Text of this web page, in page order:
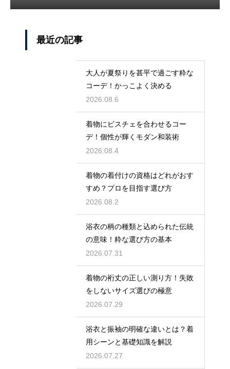
最近の記事
大人が夏祭りを甚平で過ごす粋な
コーデ！かっこよく決める
2026.08.6
着物にビスチェを合わせるコー
デ！個性が輝くモダン和装術
2026.08.4
着物の着付けの資格はどれがおす
すめ？プロを目指す選び方
2026.08.2
浴衣の柄の種類と込められた伝統
の意味！粋な選び方の基本
2026.07.31
着物の裄丈の正しい測り方！失敗
をしないサイズ選びの極意
2026.07.29
浴衣と振袖の明確な違いとは？着
用シーンと基礎知識を解説
2026.07.27